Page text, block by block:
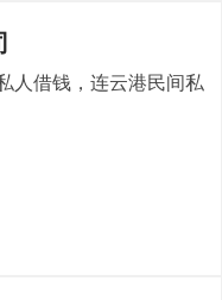
人借钱，连云港民间私